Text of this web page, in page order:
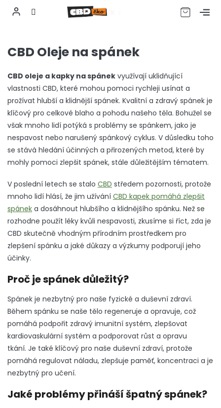
obsah
CZK
CBD Oleje na spánek
CBD oleje a kapky na spánek využívají uklidňující
vlastnosti CBD, které mohou pomoci rychleji usínat a
prožívat hlubší a klidnější spánek. Kvalitní a zdravý spánek je
klíčový pro celkové blaho a pohodu našeho těla. Bohužel se
však mnoho lidí potýká s problémy se spánkem, jako je
nespavost nebo narušený spánkový cyklus. V důsledku toho
se stává hledání účinných a přirozených metod, které by
mohly pomoci zlepšit spánek, stále důležitějším tématem.
V poslední letech se stalo CBD středem pozornosti, protože
mnoho lidí hlásí, že jim užívání CBD kapek pomáhá zlepšit
spánek a dosáhnout hlubšího a klidnějšího spánku. Než se
rozhodne použít léky kvůli nespavosti, zkusíme si říct, zda je
CBD skutečně vhodným přírodním prostředkem pro
zlepšení spánku a jaké důkazy a výzkumy podporují jeho
účinky.
Proč je spánek důležitý?
Spánek je nezbytný pro naše fyzické a duševní zdraví.
Během spánku se naše tělo regeneruje a opravuje, což
pomáhá podpořit zdravý imunitní systém, zlepšovat
kardiovaskulární systém a podporovat růst a opravu
tkání. Je také klíčový pro naše duševní zdraví, protože
pomáhá regulovat náladu, zlepšuje paměť, koncentraci a je
nezbytný pro učení.
Jaké problémy přináší špatný spánek?